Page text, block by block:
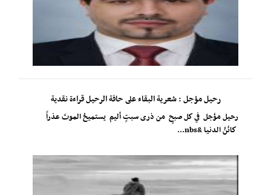
رحيل مؤجل : شعرية البقاء على حافة الرحيل قراءة نقدية
رحيل مؤجل في كل صبحٍ من ذرى سبتٍ أليم يستميحُ الموتَ عذراً
كائنُ الدنيا &nbs...